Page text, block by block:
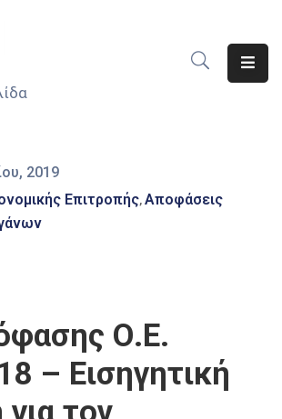
2019
Επιτροπής‚Αποφάσεις
Ο.Ε.
– Εισηγητική